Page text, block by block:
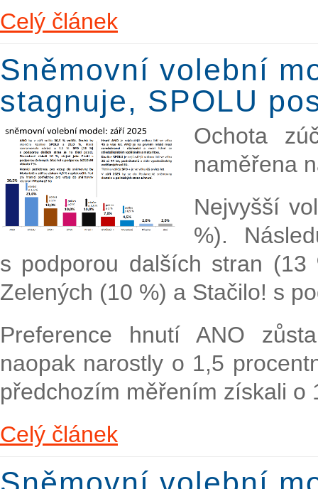
Celý článek
Sněmovní volební
stagnuje, SPOLU
Ochota
naměřena
Nejvyšší
%).
s podporou dalších stran
Zelených (10 %) a Stačilo! s
Preference hnutí ANO
naopak narostly o 1,5
předchozím měřením získali o
Celý článek